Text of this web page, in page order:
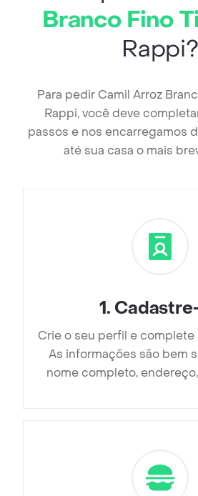
Branco Fino
Rappi?
Para pedir Camil Arroz
Rappi, você deve
passos e nos encarregamos
até sua casa o mais
1.
Crie o seu perfil e complete
As informações são bem
nome completo,